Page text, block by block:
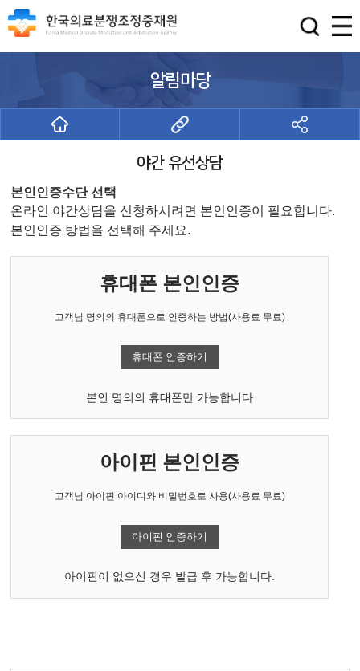
알림마당
야간 유선상담
본인인증수단 선택
온라인 야간상담을 신청하시려면 본인인증이 필요합니다.
본인인증 방법을 선택해 주세요.
휴대폰 본인인증
고객님 명의의 휴대폰으로 인증하는 방법(사용료 무료)
휴대폰 인증하기
본인 명의의 휴대폰만 가능합니다
아이핀 본인인증
고객님 아이핀 아이디와 비밀번호로 사용(사용료 무료)
아이핀 인증하기
아이핀이 없으신 경우 발급 후 가능합니다.